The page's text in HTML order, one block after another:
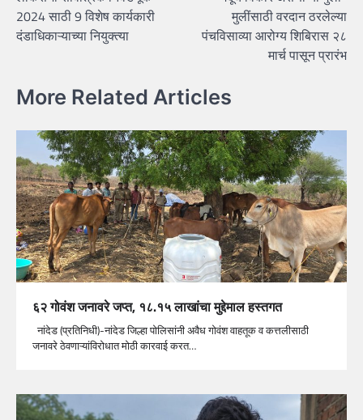
2024 साठी 9 विशेष कार्यकारी
दंडाधिकाऱ्याच्या नियुक्त्या
मुलींसाठी वरदान ठरलेल्या
पंचविसाव्या आरोग्य शिबिरास २८
मार्च पासून प्रारंभ
More Related Articles
६२ गोवंश जनावरे जप्त, १८.१५ लाखांचा मुद्देमाल हस्तगत
नांदेड (प्रतिनिधी)-नांदेड जिल्हा पोलिसांनी अवैध गोवंश वाहतूक व कत्तलीसाठी
जनावरे ठेवणाऱ्यांविरोधात मोठी कारवाई करत…